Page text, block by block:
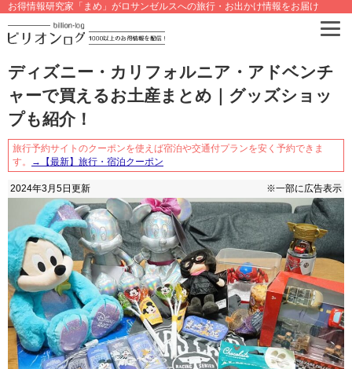
お得情報研究家「まめ」がロサンゼルスへの旅行・お出かけ情報をお届け
ディズニー・カリフォルニア・アドベンチ
ャーで買えるお土産まとめ｜グッズショッ
プも紹介！
旅行予約サイトのクーポンを使えば宿泊や交通付プランを安く予約できま
す。
→【最新】旅行・宿泊クーポン
2024年3月5日 更新 ※一部に広告表示